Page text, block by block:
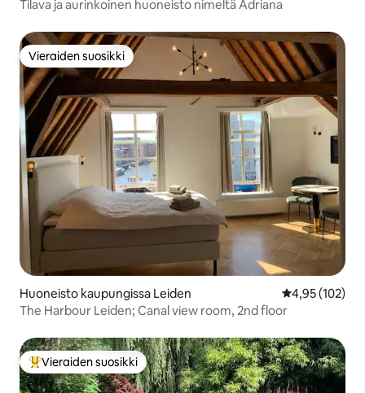
Tilava ja aurinkoinen huoneisto nimeltä Adriana
Vieraiden suosikki
Vieraiden suosikki
Huoneisto kaupungissa Leiden
4,95 (102)
The Harbour Leiden; Canal view room, 2nd floor
Vieraiden suosikkien parhaimmistoa
Vieraiden suosikki